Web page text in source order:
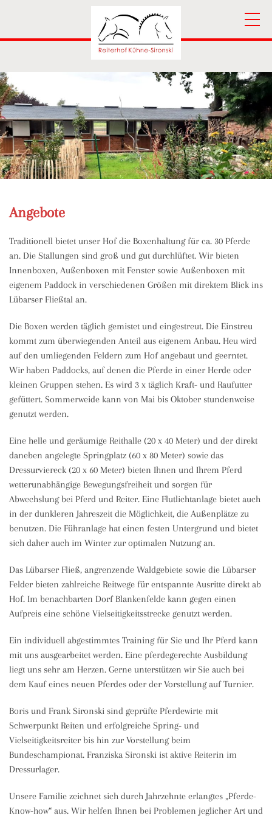
Angebote
Traditionell bietet unser Hof die Boxenhaltung für ca. 30 Pferde
an. Die Stallungen sind groß und gut durchlüftet. Wir bieten
Innenboxen, Außenboxen mit Fenster sowie Außenboxen mit
eigenem Paddock in verschiedenen Größen mit direktem Blick ins
Lübarser Fließtal an.
Die Boxen werden täglich gemistet und eingestreut. Die Einstreu
kommt zum überwiegenden Anteil aus eigenem Anbau. Heu wird
auf den umliegenden Feldern zum Hof angebaut und geerntet.
Wir haben Paddocks, auf denen die Pferde in einer Herde oder
kleinen Gruppen stehen. Es wird 3 x täglich Kraft- und Raufutter
gefüttert. Sommerweide kann von Mai bis Oktober stundenweise
genutzt werden.
Eine helle und geräumige Reithalle (20 x 40 Meter) und der direkt
daneben angelegte Springplatz (60 x 80 Meter) sowie das
Dressurviereck (20 x 60 Meter) bieten Ihnen und Ihrem Pferd
wetterunabhängige Bewegungsfreiheit und sorgen für
Abwechslung bei Pferd und Reiter. Eine Flutlichtanlage bietet auch
in der dunkleren Jahreszeit die Möglichkeit, die Außenplätze zu
benutzen. Die Führanlage hat einen festen Untergrund und bietet
sich daher auch im Winter zur optimalen Nutzung an.
Das Lübarser Fließ, angrenzende Waldgebiete sowie die Lübarser
Felder bieten zahlreiche Reitwege für entspannte Ausritte direkt ab
Hof. Im benachbarten Dorf Blankenfelde kann gegen einen
Aufpreis eine schöne Vielseitigkeitsstrecke genutzt werden.
Ein individuell abgestimmtes Training für Sie und Ihr Pferd kann
mit uns ausgearbeitet werden. Eine pferdegerechte Ausbildung
liegt uns sehr am Herzen. Gerne unterstützen wir Sie auch bei
dem Kauf eines neuen Pferdes oder der Vorstellung auf Turnier.
Boris und Frank Sironski sind geprüfte Pferdewirte mit
Schwerpunkt Reiten und erfolgreiche Spring- und
Vielseitigkeitsreiter bis hin zur Vorstellung beim
Bundeschampionat. Franziska Sironski ist aktive Reiterin im
Dressurlager.
Unsere Familie zeichnet sich durch Jahrzehnte erlangtes „Pferde-
Know-how“ aus. Wir helfen Ihnen bei Problemen jeglicher Art und